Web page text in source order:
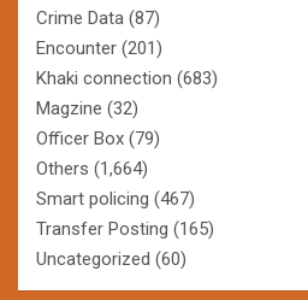
Crime Data (87)
Encounter (201)
Khaki connection (683)
Magzine (32)
Officer Box (79)
Others (1,664)
Smart policing (467)
Transfer Posting (165)
Uncategorized (60)